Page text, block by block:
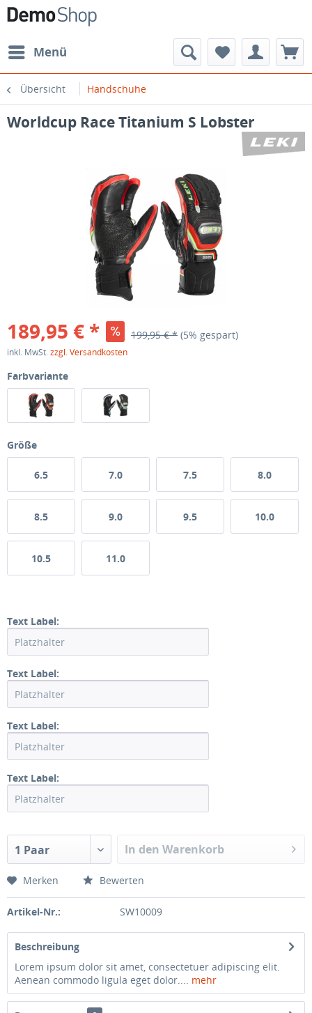
Menü
Übersicht Handschuhe
Worldcup Race Titanium S Lobster
189,95 € * 199,95 € * (5% gespart)
inkl. MwSt.zzgl. Versandkosten
Farbvariante
Größe
6.5 7.0 7.5 8.0
8.5 9.0 9.5 10.0
10.5 11.0
Text Label:
Text Label:
Text Label:
Text Label:
1 Paar In den Warenkorb
Merken Bewerten
Artikel-Nr.: SW10009
Beschreibung
Lorem ipsum dolor sit amet, consectetuer adipiscing elit.
Aenean commodo ligula eget dolor.... mehr